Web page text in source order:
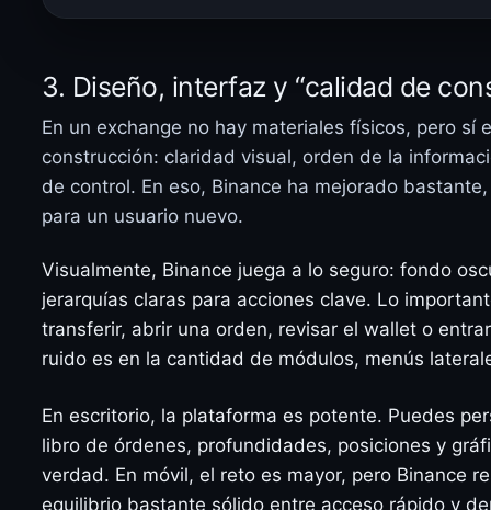
3. Diseño, interfaz y “calidad de
En un exchange no hay materiales físicos, pero sí
construcción: claridad visual, orden de la
de control. En eso, Binance ha mejorado
para un usuario nuevo.
Visualmente, Binance juega a lo seguro: fondo
jerarquías claras para acciones clave. Lo
transferir, abrir una orden, revisar el wallet o
ruido es en la cantidad de módulos, menús
En escritorio, la plataforma es potente. Puedes
libro de órdenes, profundidades, posiciones y
verdad. En móvil, el reto es mayor, pero Binance
equilibrio bastante sólido entre acceso rápido y